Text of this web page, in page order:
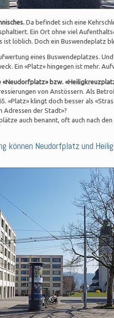
Da befindet sich eine
Ein Ort ohne viel
ist löblich. Doch ein Buswendeplatz
eines Buswendeplatzes.
Ein «Platz» hingegen ist mehr.
bzw.
von Anstössern. Als
«Platz» klingt doch besser als
Adressen der Stadt»?
auch benannt, oft auch nach
können Neudorfplatz und